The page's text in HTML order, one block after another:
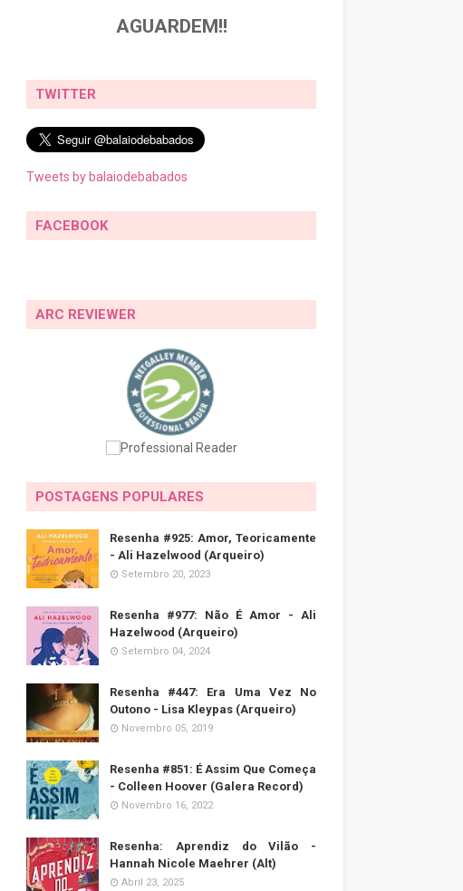
AGUARDEM!!
TWITTER
Tweets by balaiodebabados
FACEBOOK
ARC REVIEWER
POSTAGENS POPULARES
Resenha #925: Amor, Teoricamente
- Ali Hazelwood (Arqueiro)
Setembro 20, 2023
Resenha #977: Não É Amor - Ali
Hazelwood (Arqueiro)
Setembro 04, 2024
Resenha #447: Era Uma Vez No
Outono - Lisa Kleypas (Arqueiro)
Novembro 05, 2019
Resenha #851: É Assim Que Começa
- Colleen Hoover (Galera Record)
Novembro 16, 2022
Resenha: Aprendiz do Vilão -
Hannah Nicole Maehrer (Alt)
Abril 23, 2025